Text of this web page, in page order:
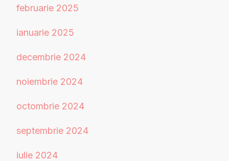
februarie 2025
ianuarie 2025
decembrie 2024
noiembrie 2024
octombrie 2024
septembrie 2024
iulie 2024